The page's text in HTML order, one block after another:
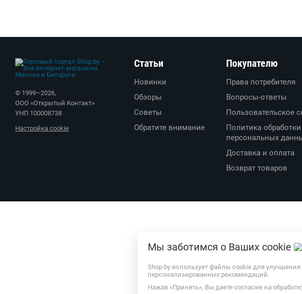
Статьи
Новинки
Обзоры
Советы
Обратите внимание
Покупателю
Права потребителя
Вопросы-ответы
Пользовательское
Политика обработки
персональных
Доставка и оплата
Возврат товаров
© 1999–2026,
ООО «Открытый Контакт»
УНП 100008738
Настройка cookie
Мы заботимся о Ваших cookie
Shop.by использует файлы cookie для
персонализированных рекомендаций.
Нажав «Принять», Вы даете согласие на